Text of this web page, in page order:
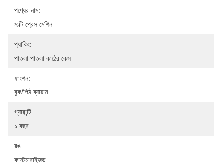
পণ্যের নাম:
মাল্টি প্রেস মেশিন
প্যাকিং:
পাতলা পাতলা কাঠের কেস
ফাংশন:
বুক/পিঠ ব্যায়াম
গ্যারান্টি:
১ বছর
রঙ:
কাস্টমারাইজড